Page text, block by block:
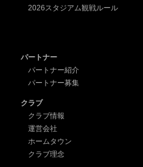
2026スタジアム観戦ルール
パートナー
パートナー紹介
パートナー募集
クラブ
クラブ情報
運営会社
ホームタウン
クラブ理念